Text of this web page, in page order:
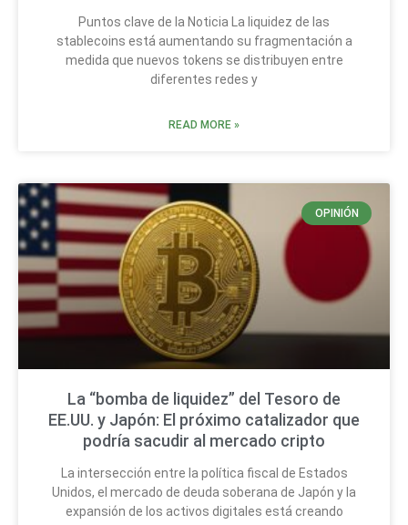
Puntos clave de la Noticia La liquidez de las
stablecoins está aumentando su fragmentación a
medida que nuevos tokens se distribuyen entre
diferentes redes y
READ MORE »
OPINIÓN
La “bomba de liquidez” del Tesoro de
EE.UU. y Japón: El próximo catalizador que
podría sacudir al mercado cripto
La intersección entre la política fiscal de Estados
Unidos, el mercado de deuda soberana de Japón y la
expansión de los activos digitales está creando